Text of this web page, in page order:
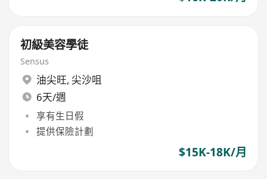
初級美容學徒
Sensus
油尖旺, 尖沙咀
6天/週
享有生日假
提供保險計劃
$15K-18K/月